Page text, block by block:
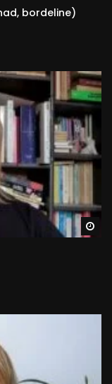
bordeline)